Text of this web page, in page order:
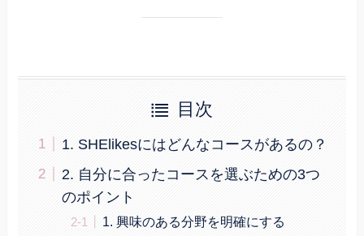
目次
1. SHElikesにはどんなコースがあるの？
2. 自分に合ったコースを選ぶための3つ
のポイント
1. 興味のある分野を明確にする